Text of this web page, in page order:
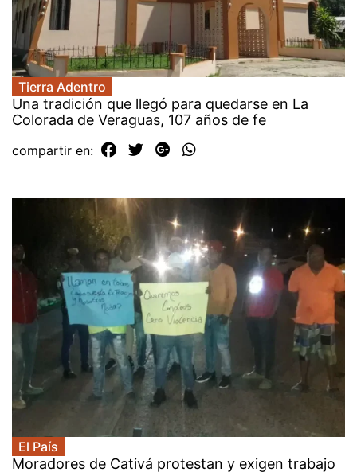
Tierra Adentro
Una tradición que llegó para quedarse en La
Colorada de Veraguas, 107 años de fe
compartir en:
El País
Moradores de Cativá protestan y exigen trabajo